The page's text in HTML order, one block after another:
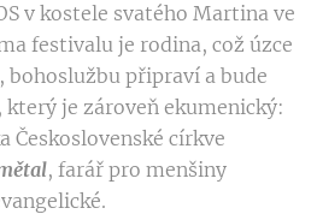
v kostele svatého Martina ve
festivalu je rodina, což úzce
bohoslužbu připraví a bude
je zároveň ekumenický:
Československé církve
, farář pro menšiny